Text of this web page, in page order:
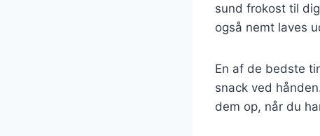
sund frokost til
også nemt laves
En af de bedste
snack ved
dem op, når du